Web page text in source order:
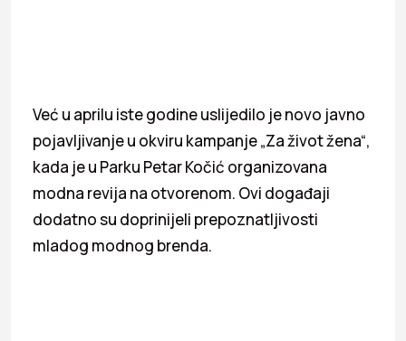
Već u aprilu iste godine uslijedilo je novo javno
pojavljivanje u okviru kampanje „Za život žena“,
kada je u Parku Petar Kočić organizovana
modna revija na otvorenom. Ovi događaji
dodatno su doprinijeli prepoznatljivosti
mladog modnog brenda.